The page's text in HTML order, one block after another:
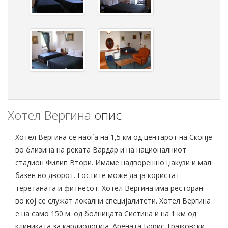
Хотел Вергина опис
Хотел Вергина се наоѓа на 1,5 км од центарот на Скопје
во близина на реката Вардар и на националниот
стадион Филип Втори. Имаме надворешно џакузи и мал
базен во дворот. Гостите може да ја користат
теретаната и фитнесот. Хотел Вергина има ресторан
во кој се служат локални специјалитети. Хотел Вергина
е на само 150 м. од болницата Систина и на 1 км од
клиниката за кардиологија. Арената Борис Трајковски,